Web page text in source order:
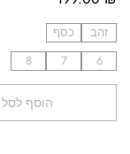
זהב
כסף
6
7
8
הוסף לסל